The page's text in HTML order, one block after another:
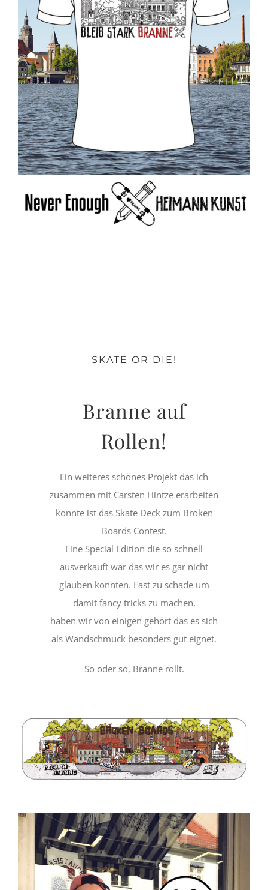
SKATE OR DIE!
Branne auf
Rollen!
Ein weiteres schönes Projekt das ich
zusammen mit Carsten Hintze erarbeiten
konnte ist das Skate Deck zum Broken
Boards Contest.
Eine Special Edition die so schnell
ausverkauft war das wir es gar nicht
glauben konnten. Fast zu schade um
damit fancy tricks zu machen,
haben wir von einigen gehört das es sich
als Wandschmuck besonders gut eignet.
So oder so, Branne rollt.